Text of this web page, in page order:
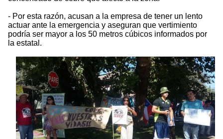
- Por esta razón, acusan a la empresa de tener un lento
actuar ante la emergencia y aseguran que vertimiento
podría ser mayor a los 50 metros cúbicos informados por
la estatal.